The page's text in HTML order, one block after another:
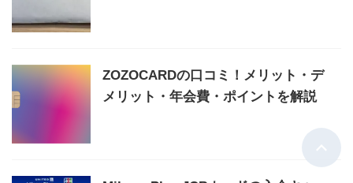
ZOZOCARDの口コミ！メリット・デ
メリット・年会費・ポイントを解説